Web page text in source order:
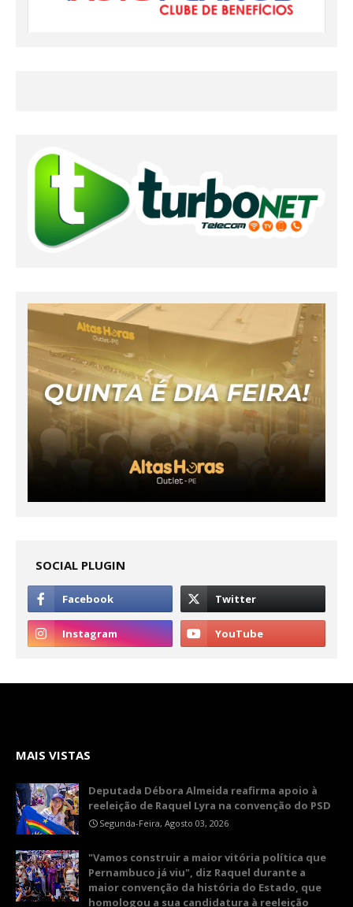
SOCIAL PLUGIN
MAIS VISTAS
Deputada Débora Almeida reafirma apoio à
reeleição de Raquel Lyra na convenção do PSD
Segunda-Feira, Agosto 03, 2026
"Vamos construir a maior vitória política que
Pernambuco já viu", diz Raquel durante a
maior convenção da história do Estado, que
homologou a sua candidatura à reeleição